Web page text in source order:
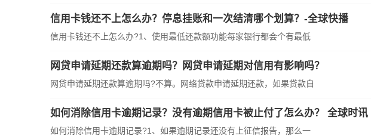
信用卡钱还不上怎么办？停息挂账和一次结清哪个划算？-全球快播
信用卡钱还不上怎么办?1、使用最低还款额功能每家银行都会个有最低
网贷申请延期还款算逾期吗？网贷申请延期对信用有影响吗？
网贷申请延期还款算逾期吗?不算。网络贷款申请延期还款，如果贷款自
如何消除信用卡逾期记录？没有逾期信用卡被止付了怎么办？ 全球时讯
如何消除信用卡逾期记录?1、如果逾期记录还没有上征信报告，那么一